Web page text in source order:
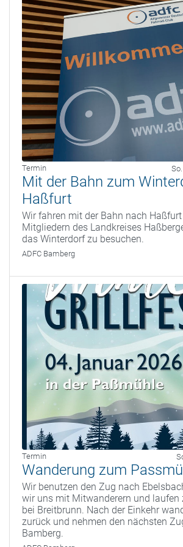
Termin
Mit der Bahn zum
Haßfurt
Wir fahren mit der Bahn nach
Mitgliedern des Landkreises
das Winterdorf zu besuchen.
ADFC Bamberg
Termin
Wanderung zum
Wir benutzen den Zug nach
wir uns mit Mitwanderern und laufen
bei Breitbrunn. Nach der Einkehr
zurück und nehmen den nächsten
Bamberg.